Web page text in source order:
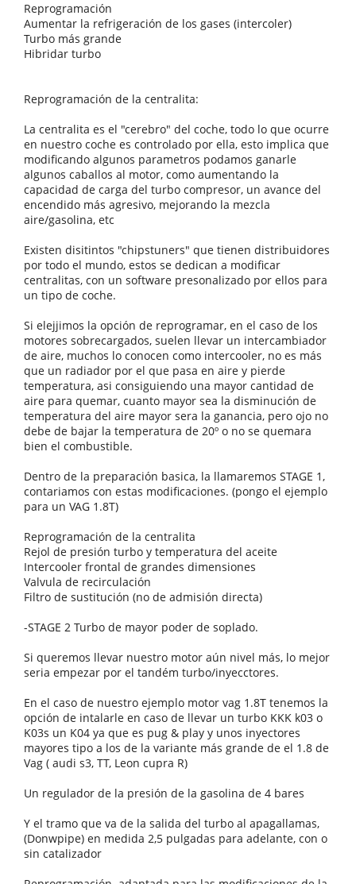
Reprogramación
Aumentar la refrigeración de los gases (intercoler)
Turbo más grande
Hibridar turbo
Reprogramación de la centralita:
La centralita es el "cerebro" del coche, todo lo que ocurre
en nuestro coche es controlado por ella, esto implica que
modificando algunos parametros podamos ganarle
algunos caballos al motor, como aumentando la
capacidad de carga del turbo compresor, un avance del
encendido más agresivo, mejorando la mezcla
aire/gasolina, etc
Existen disitintos "chipstuners" que tienen distribuidores
por todo el mundo, estos se dedican a modificar
centralitas, con un software presonalizado por ellos para
un tipo de coche.
Si elejjimos la opción de reprogramar, en el caso de los
motores sobrecargados, suelen llevar un intercambiador
de aire, muchos lo conocen como intercooler, no es más
que un radiador por el que pasa en aire y pierde
temperatura, asi consiguiendo una mayor cantidad de
aire para quemar, cuanto mayor sea la disminución de
temperatura del aire mayor sera la ganancia, pero ojo no
debe de bajar la temperatura de 20º o no se quemara
bien el combustible.
Dentro de la preparación basica, la llamaremos STAGE 1,
contariamos con estas modificaciones. (pongo el ejemplo
para un VAG 1.8T)
Reprogramación de la centralita
Rejol de presión turbo y temperatura del aceite
Intercooler frontal de grandes dimensiones
Valvula de recirculación
Filtro de sustitución (no de admisión directa)
-STAGE 2 Turbo de mayor poder de soplado.
Si queremos llevar nuestro motor aún nivel más, lo mejor
seria empezar por el tandém turbo/inyecctores.
En el caso de nuestro ejemplo motor vag 1.8T tenemos la
opción de intalarle en caso de llevar un turbo KKK k03 o
K03s un K04 ya que es pug & play y unos inyectores
mayores tipo a los de la variante más grande de el 1.8 de
Vag ( audi s3, TT, Leon cupra R)
Un regulador de la presión de la gasolina de 4 bares
Y el tramo que va de la salida del turbo al apagallamas,
(Donwpipe) en medida 2,5 pulgadas para adelante, con o
sin catalizador